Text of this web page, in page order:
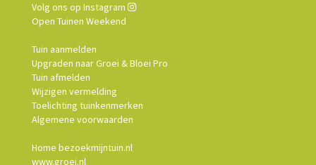
Volg ons op Instagram
Open Tuinen Weekend
Tuin aanmelden
Upgraden naar Groei & Bloei Pro
Tuin afmelden
Wijzigen vermelding
Toelichting tuinkenmerken
Algemene voorwaarden
Home bezoekmijntuin.nl
www.groei.nl